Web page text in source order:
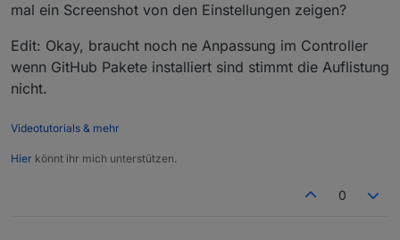
mal ein Screenshot von den Einstellungen zeigen?
Edit: Okay, braucht noch ne Anpassung im Controller
wenn GitHub Pakete installiert sind stimmt die Auflistung
nicht.
Videotutorials & mehr
Hier könnt ihr mich unterstützen.
0